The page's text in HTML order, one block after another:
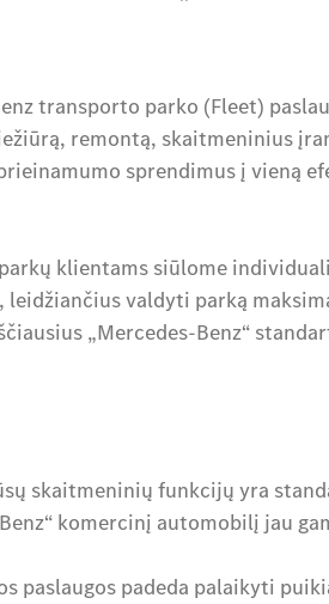
transporto parko (Fleet)
remontą, skaitmeninius
sprendimus į vieną
klientams siūlome
leidžiančius valdyti parką
„Mercedes-Benz“
skaitmeninių funkcijų yra
komercinį automobilį jau
paslaugos padeda palaikyti